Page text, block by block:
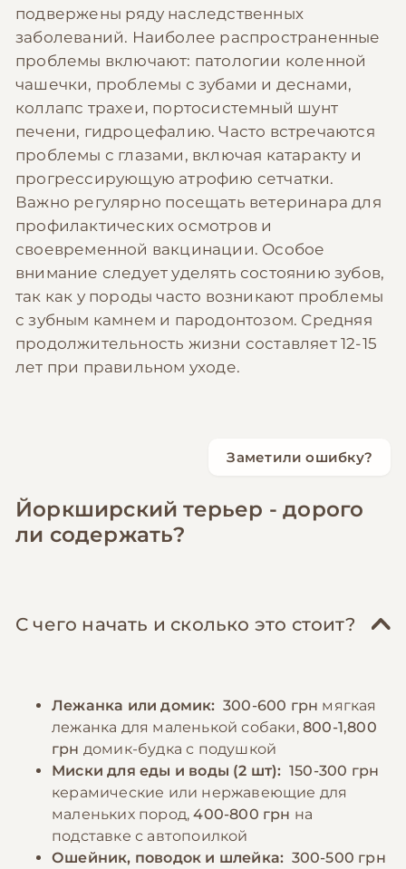
подвержены ряду наследственных
заболеваний. Наиболее распространенные
проблемы включают: патологии коленной
чашечки, проблемы с зубами и деснами,
коллапс трахеи, портосистемный шунт
печени, гидроцефалию. Часто встречаются
проблемы с глазами, включая катаракту и
прогрессирующую атрофию сетчатки.
Важно регулярно посещать ветеринара для
профилактических осмотров и
своевременной вакцинации. Особое
внимание следует уделять состоянию зубов,
так как у породы часто возникают проблемы
с зубным камнем и пародонтозом. Средняя
продолжительность жизни составляет 12-15
лет при правильном уходе.
Заметили ошибку?
Йоркширский терьер - дорого
ли содержать?
С чего начать и сколько это стоит?
Лежанка или домик: 300-600 грн мягкая
лежанка для маленькой собаки, 800-1,800
грн домик-будка с подушкой
Миски для еды и воды (2 шт): 150-300 грн
керамические или нержавеющие для
маленьких пород,400-800 грн на
подставке с автопоилкой
Ошейник, поводок и шлейка: 300-500 грн